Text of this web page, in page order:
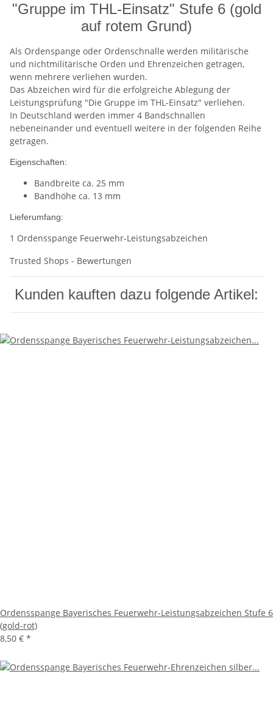
"Gruppe im THL-Einsatz" Stufe 6 (gold
auf rotem Grund)
Als Ordenspange oder Ordenschnalle werden militärische
und nichtmilitärische Orden und Ehrenzeichen getragen,
wenn mehrere verliehen wurden.
Das Abzeichen wird für die erfolgreiche Ablegung der
Leistungsprüfung "Die Gruppe im THL-Einsatz" verliehen.
In Deutschland werden immer 4 Bandschnallen
nebeneinander und eventuell weitere in der folgenden Reihe
getragen.
Eigenschaften:
Bandbreite ca. 25 mm
Bandhöhe ca. 13 mm
Lieferumfang:
1 Ordensspange Feuerwehr-Leistungsabzeichen
Trusted Shops - Bewertungen
Kunden kauften dazu folgende Artikel:
Ordensspange Bayerisches Feuerwehr-Leistungsabzeichen Stufe 6
(gold-rot)
8,50 € *